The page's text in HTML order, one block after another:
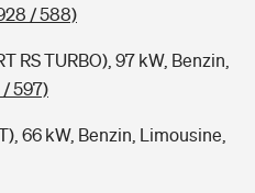
/ 588)
RS TURBO), 97 kW, Benzin,
597)
66 kW, Benzin, Limousine,